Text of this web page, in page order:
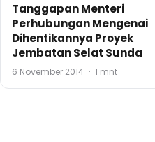
Tanggapan Menteri
Perhubungan Mengenai
Dihentikannya Proyek
Jembatan Selat Sunda
6 November 2014 · 1 mnt